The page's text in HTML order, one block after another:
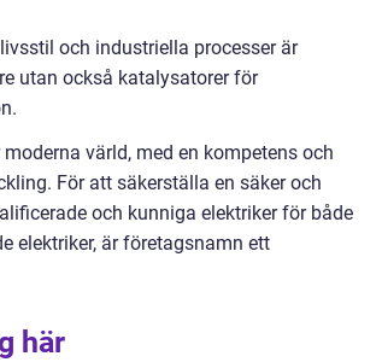
och industriella processer är
utan också katalysatorer för
värld, med en kompetens och
För att säkerställa en säker och
och kunniga elektriker för både
elektriker, är företagsnamn ett
här